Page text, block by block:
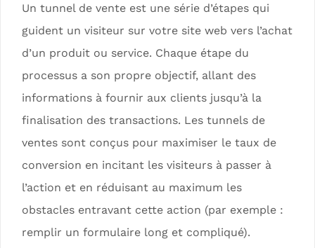
Un tunnel de vente est une série d’étapes qui
guident un visiteur sur votre site web vers l’achat
d’un produit ou service. Chaque étape du
processus a son propre objectif, allant des
informations à fournir aux clients jusqu’à la
finalisation des transactions. Les tunnels de
ventes sont conçus pour maximiser le taux de
conversion en incitant les visiteurs à passer à
l’action et en réduisant au maximum les
obstacles entravant cette action (par exemple :
remplir un formulaire long et compliqué).